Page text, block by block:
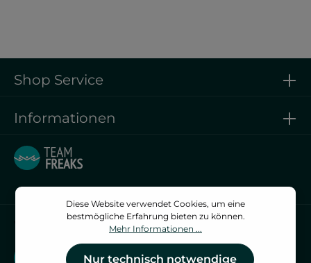
Vertrag widerrufen
Vertrag widerrufen
Shop Service
Informationen
Diese Website verwendet Cookies, um eine
bestmögliche Erfahrung bieten zu können.
Mehr Informationen ...
Nur technisch notwendige